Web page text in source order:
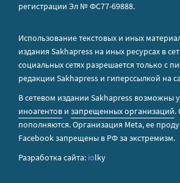
регистрации Эл № ФС77-69888.
Использование текстовых и иных
издания Sakhapress на иных ресурсах в
социальных сетях разрешается только с
редакции Sakhapress и гиперссылкой на
В сетевом издании Sakhapress возможны
иноагентов и запрещенных организаций.
пополняются. Организация Metа, ее
Facebook запрещены в РФ за экстремизм.
Разработка сайта: iolky